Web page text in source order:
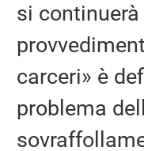
si
carceri» è
problema